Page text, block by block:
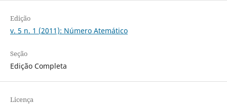
Edição
v. 5 n. 1 (2011): Número Atemático
Seção
Edição Completa
Licença